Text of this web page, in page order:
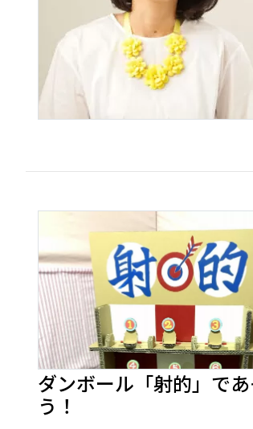
ダンボール「射的」で
う！